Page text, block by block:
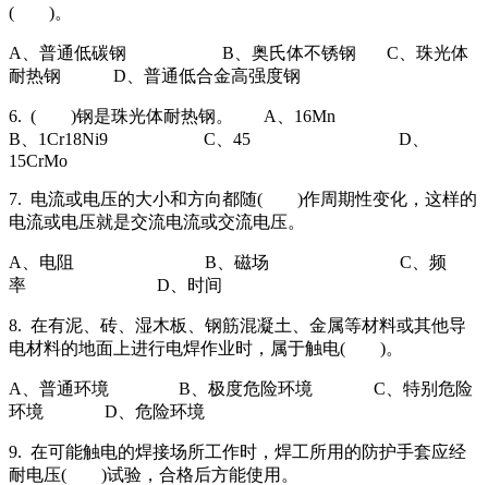
( )。
A、普通低碳钢 B、奥氏体不锈钢 C、珠光体
耐热钢 D、普通低合金高强度钢
6. ( )钢是珠光体耐热钢。 A、16Mn
B、1Cr18Ni9 C、45 D、
15CrMo
7. 电流或电压的大小和方向都随( )作周期性变化，这样的
电流或电压就是交流电流或交流电压。
A、电阻 B、磁场 C、频
率 D、时间
8. 在有泥、砖、湿木板、钢筋混凝土、金属等材料或其他导
电材料的地面上进行电焊作业时，属于触电( )。
A、普通环境 B、极度危险环境 C、特别危险
环境 D、危险环境
9. 在可能触电的焊接场所工作时，焊工所用的防护手套应经
耐电压( )试验，合格后方能使用。